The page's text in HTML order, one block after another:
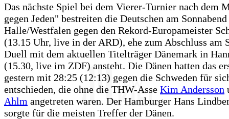
Das nächste Spiel bei dem Vierer-Turnier nach dem
gegen Jeden" bestreiten die Deutschen am
Halle/Westfalen gegen den Rekord-Europameister
(13.15 Uhr, live in der ARD), ehe zum Abschluss am
Duell mit dem aktuellen Titelträger Dänemark in
(15.30, live im ZDF) ansteht. Die Dänen hatten das
gestern mit 28:25 (12:13) gegen die Schweden für
entschieden, die ohne die THW-Asse Kim Andersson
Ahlm angetreten waren. Der Hamburger Hans
sorgte für die meisten Treffer der Dänen.